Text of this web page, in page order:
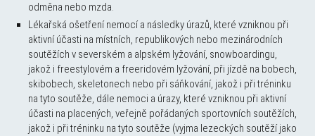
odměna nebo mzda.
Lékařská ošetření nemocí a následky úrazů, které vzniknou při
aktivní účasti na místních, republikových nebo mezinárodních
soutěžích v severském a alpském lyžování, snowboardingu,
jakož i freestylovém a freeridovém lyžování, při jízdě na bobech,
skibobech, skeletonech nebo při sáňkování, jakož i při tréninku
na tyto soutěže, dále nemoci a úrazy, které vzniknou při aktivní
účasti na placených, veřejně pořádaných sportovních soutěžích,
jakož i při tréninku na tyto soutěže (vyjma lezeckých soutěží jako